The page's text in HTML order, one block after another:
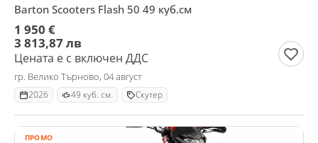
Barton Scooters Flash 50 49 куб.см
1 950 €
3 813,87 лв
Цената е с включен ДДС
гр. Велико Търново, 04 август
2026 49 куб. см. Скутер
ПРОМО